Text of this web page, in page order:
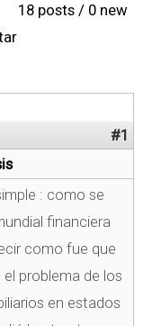
18 posts / 0 new
#1
: como se
financiera
como fue que
problema de los
en estados